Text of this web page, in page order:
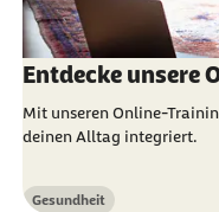
Entdecke unsere
Mit unseren Online-
deinen Alltag integriert.
Kategorie
Gesundheit